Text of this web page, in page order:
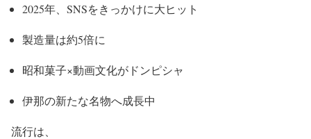
2025年、SNSをきっかけに大ヒット
製造量は約5倍に
昭和菓子×動画文化がドンピシャ
伊那の新たな名物へ成長中
流行は、